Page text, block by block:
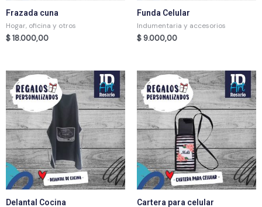
Frazada cuna
Hogar, oficina y otros
$18.000,00
Funda Celular
Indumentaria y accesorios
$9.000,00
Delantal Cocina
Cartera para celular